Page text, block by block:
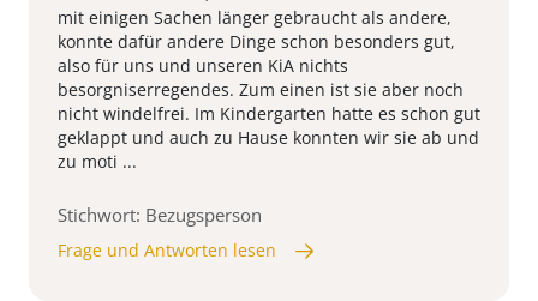
mit einigen Sachen länger gebraucht als andere,
konnte dafür andere Dinge schon besonders gut,
also für uns und unseren KiA nichts
besorgniserregendes. Zum einen ist sie aber noch
nicht windelfrei. Im Kindergarten hatte es schon gut
geklappt und auch zu Hause konnten wir sie ab und
zu moti ...
Stichwort: Bezugsperson
Frage und Antworten lesen